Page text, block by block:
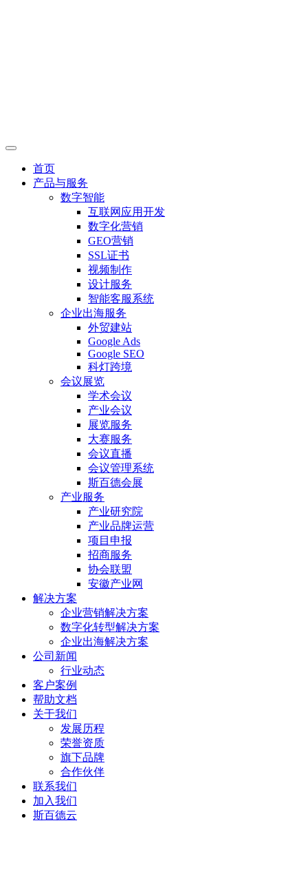
首页
产品与服务
数字智能
互联网应用开发
数字化营销
GEO营销
SSL证书
视频制作
设计服务
智能客服系统
企业出海服务
外贸建站
Google Ads
Google SEO
科灯跨境
会议展览
学术会议
产业会议
展览服务
大赛服务
会议直播
会议管理系统
斯百德会展
产业服务
产业研究院
产业品牌运营
项目申报
招商服务
协会联盟
安徽产业网
解决方案
企业营销解决方案
数字化转型解决方案
企业出海解决方案
公司新闻
行业动态
客户案例
帮助文档
关于我们
发展历程
荣誉资质
旗下品牌
合作伙伴
联系我们
加入我们
斯百德云